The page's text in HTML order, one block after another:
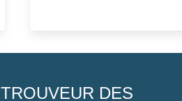
TROUVEUR DES